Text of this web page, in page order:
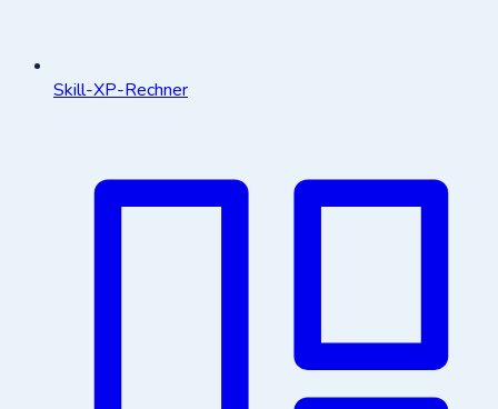
Skill-XP-Rechner